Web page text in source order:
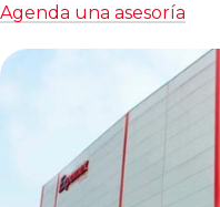
Agenda una asesoría